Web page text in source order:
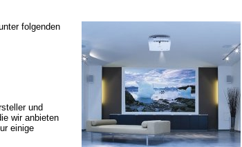
folgenden
und
wir anbieten
einige